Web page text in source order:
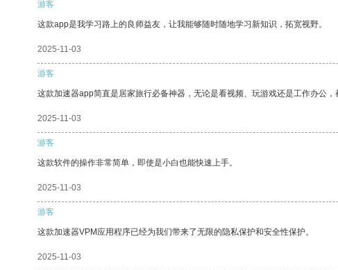
游客
这款app是我学习路上的良师益友，让我能够随时随地学习新知识，拓宽视野。
2025-11-03
游客
这款加速器app简直是居家旅行必备神器，无论是看视频、玩游戏还是工作办公
2025-11-03
游客
这款软件的操作非常简单，即使是小白也能快速上手。
2025-11-03
游客
这款加速器VPM应用程序已经为我们带来了无限的隐私保护和安全性保护。
2025-11-03